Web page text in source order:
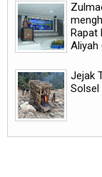
Rapat
Aliyah
Jejak
Solsel